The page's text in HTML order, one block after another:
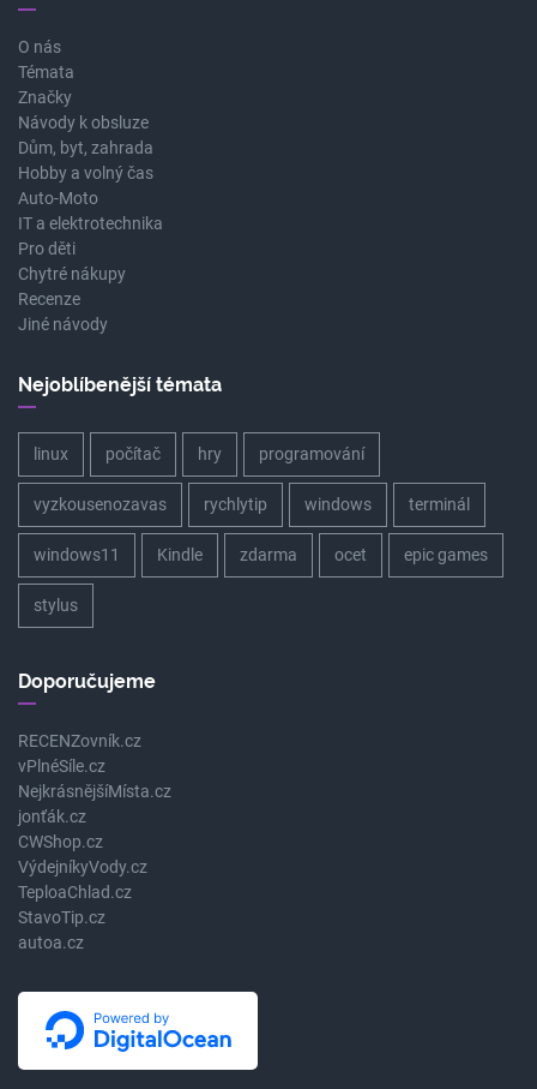
O nás
Témata
Značky
Návody k obsluze
Dům, byt, zahrada
Hobby a volný čas
Auto-Moto
IT a elektrotechnika
Pro děti
Chytré nákupy
Recenze
Jiné návody
Nejoblíbenější témata
linux počítač hry programování
vyzkousenozavas rychlytip windows terminál
windows11 Kindle zdarma ocet epic games
stylus
Doporučujeme
RECENZovník.cz
vPlnéSíle.cz
NejkrásnějšíMísta.cz
jonťák.cz
CWShop.cz
VýdejníkyVody.cz
TeploaChlad.cz
StavoTip.cz
autoa.cz